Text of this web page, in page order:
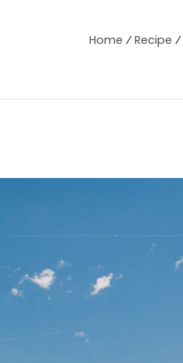
Home ⁄ Recipe ⁄